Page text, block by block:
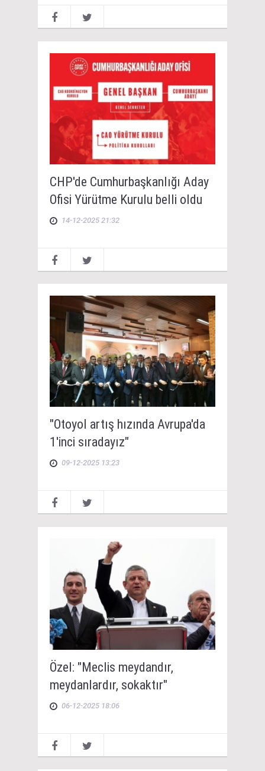
CHP'de Cumhurbaşkanlığı Aday
Ofisi Yürütme Kurulu belli oldu
14-12-2025 21:32
"Otoyol artış hızında Avrupa'da
1'inci sıradayız"
09-12-2025 13:23
Özel: "Meclis meydandır,
meydanlardır, sokaktır"
06-12-2025 18:06